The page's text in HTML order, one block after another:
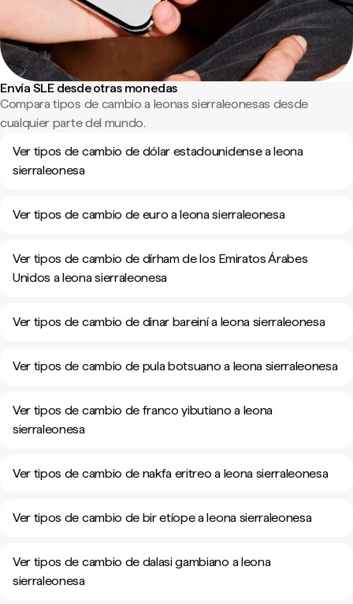
Envía SLE desde otras monedas
Compara tipos de cambio a leonas sierraleonesas desde
cualquier parte del mundo.
Ver tipos de cambio de dólar estadounidense a leona
sierraleonesa
Ver tipos de cambio de euro a leona sierraleonesa
Ver tipos de cambio de dírham de los Emiratos Árabes
Unidos a leona sierraleonesa
Ver tipos de cambio de dinar bareiní a leona sierraleonesa
Ver tipos de cambio de pula botsuano a leona sierraleonesa
Ver tipos de cambio de franco yibutiano a leona
sierraleonesa
Ver tipos de cambio de nakfa eritreo a leona sierraleonesa
Ver tipos de cambio de bir etíope a leona sierraleonesa
Ver tipos de cambio de dalasi gambiano a leona
sierraleonesa